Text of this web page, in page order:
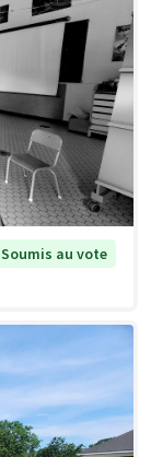
Soumis au vote